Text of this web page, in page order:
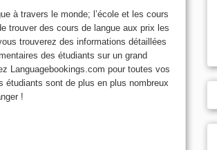
à travers le monde; l’école et les cours
trouver des cours de langue aux prix les
trouverez des informations détaillées
des étudiants sur un grand
Languagebookings.com pour toutes vos
étudiants sont de plus en plus nombreux
!